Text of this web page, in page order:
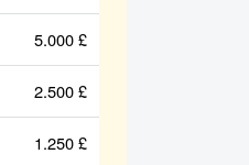
5.000 £
2.500 £
1.250 £